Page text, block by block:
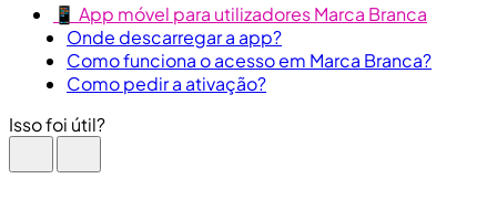
📱 App móvel para utilizadores Marca Branca
Onde descarregar a app?
Como funciona o acesso em Marca Branca?
Como pedir a ativação?
Isso foi útil?